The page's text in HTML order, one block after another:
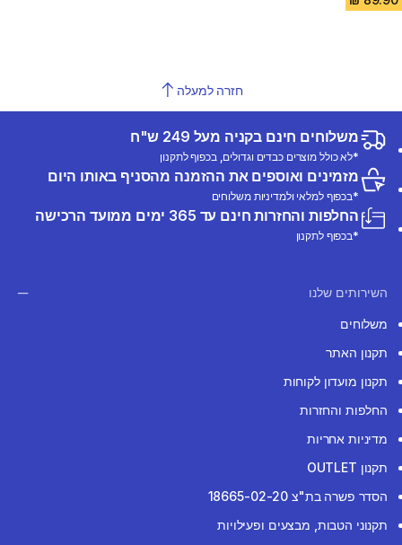
חזרה למעלה
משלוחים חינם בקניה מעל 249 ש"ח
*לא כולל מוצרים כבדים וגדולים, בכפוף לתקנון
מזמינים ואוספים את ההזמנה מהסניף באותו היום
*בכפוף למלאי ולמדיניות משלוחים
החלפות והחזרות חינם עד 365 ימים ממועד הרכישה
*בכפוף לתקנון
השירותים שלנו
משלוחים
תקנון האתר
תקנון מועדון לקוחות
החלפות והחזרות
מדיניות אחריות
תקנון OUTLET
הסדר פשרה בת"צ 18665-02-20
תקנוני הטבות, מבצעים ופעילויות